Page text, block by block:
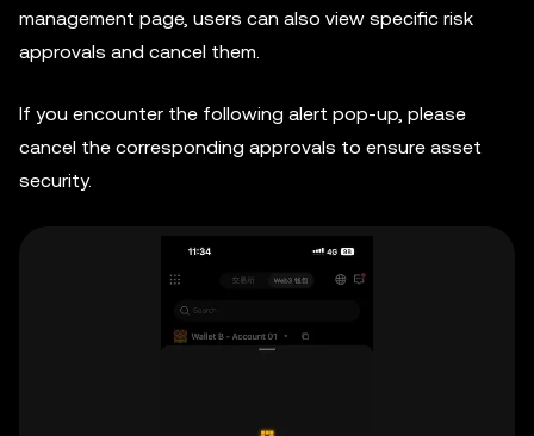
management page, users can also view specific risk
approvals and cancel them.
If you encounter the following alert pop-up, please
cancel the corresponding approvals to ensure asset
security.